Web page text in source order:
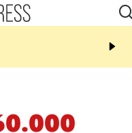
08:53
Jour de
2026 - bouger,